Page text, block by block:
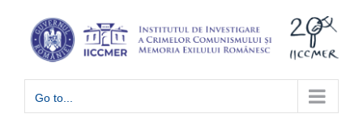
content
Go to...